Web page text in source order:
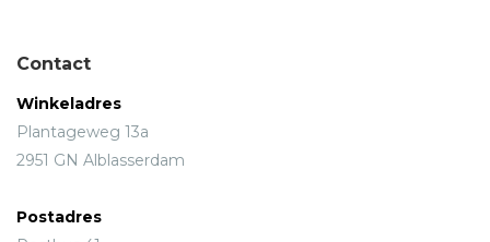
Contact
Winkeladres
Plantageweg 13a
2951 GN Alblasserdam
Postadres